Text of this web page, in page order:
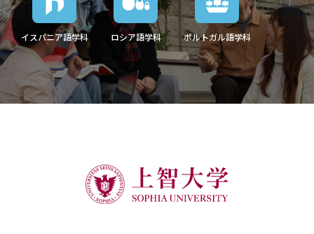
イスパニア語学科 ロシア語学科 ポルトガル語学科